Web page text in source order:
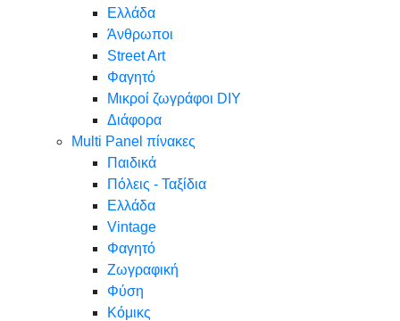
Ελλάδα
Άνθρωποι
Street Art
Φαγητό
Μικροί ζωγράφοι DIY
Διάφορα
Multi Panel πίνακες
Παιδικά
Πόλεις - Ταξίδια
Ελλάδα
Vintage
Φαγητό
Ζωγραφική
Φύση
Κόμικς